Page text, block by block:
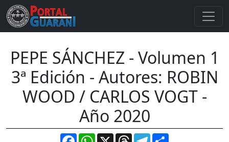
PEPE SÁNCHEZ - Volumen 1
3ª Edición - Autores: ROBIN
WOOD / CARLOS VOGT -
Año 2020
FacebookWhatsApp
X ThreadsTelegram